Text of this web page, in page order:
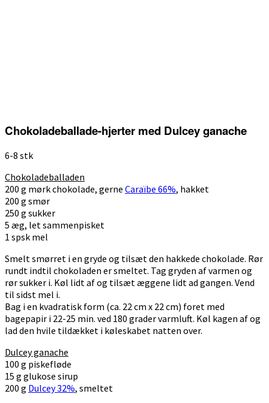
Chokoladeballade-hjerter med Dulcey ganache
6-8 stk
Chokoladeballaden
200 g mørk chokolade, gerne Caraïbe 66%, hakket
200 g smør
250 g sukker
5 æg, let sammenpisket
1 spsk mel
Smelt smørret i en gryde og tilsæt den hakkede chokolade. Rør
rundt indtil chokoladen er smeltet. Tag gryden af varmen og
rør sukker i. Køl lidt af og tilsæt æggene lidt ad gangen. Vend
til sidst mel i.
Bag i en kvadratisk form (ca. 22 cm x 22 cm) foret med
bagepapir i 22-25 min. ved 180 grader varmluft. Køl kagen af og
lad den hvile tildækket i køleskabet natten over.
Dulcey ganache
100 g piskefløde
15 g glukose sirup
200 g Dulcey 32%, smeltet